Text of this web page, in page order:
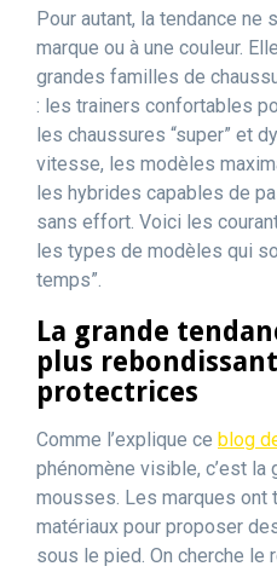
Pour autant, la tendance ne
marque ou à une couleur.
grandes familles de
: les trainers confortables
les chaussures “super” et
vitesse, les modèles
les hybrides capables de
sans effort. Voici les
les types de modèles qui
temps”.
La grande
plus
protectrices
Comme l’explique ce blog
phénomène visible, c’est
mousses. Les marques ont
matériaux pour proposer
sous le pied. On cherche le